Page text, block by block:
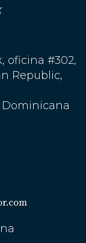
oficina #302,
Republic,
Dominicana